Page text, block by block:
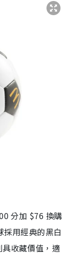
分加 $76 換購
採用經典的黑白
收藏價值，適